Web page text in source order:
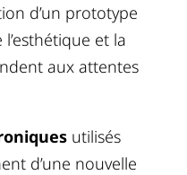
d’un prototype
et la
aux attentes
utilisés
d’une nouvelle